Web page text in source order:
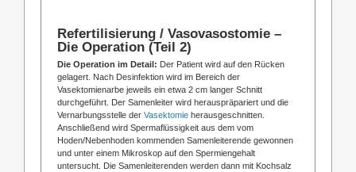
Refertilisierung / Vasovasostomie –
Die Operation (Teil 2)
Die Operation im Detail: Der Patient wird auf den Rücken
gelagert. Nach Desinfektion wird im Bereich der
Vasektomienarbe jeweils ein etwa 2 cm langer Schnitt
durchgeführt. Der Samenleiter wird herauspräpariert und die
Vernarbungsstelle der Vasektomieherausgeschnitten.
Anschließend wird Spermaflüssigkeit aus dem vom
Hoden/Nebenhoden kommenden Samenleiterende gewonnen
und unter einem Mikroskop auf den Spermiengehalt
untersucht. Die Samenleiterenden werden dann mit Kochsalz